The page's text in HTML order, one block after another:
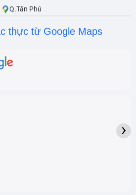
Q.Tân Phú
thực từ Google Maps
›